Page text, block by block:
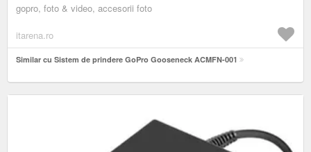
gopro, foto & video, accesorii foto
itarena.ro
Similar cu Sistem de prindere GoPro Gooseneck ACMFN-001